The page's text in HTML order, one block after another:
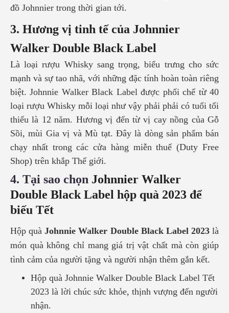
đồ Johnnier trong thời gian tới.
3. Hương vị tinh tế của Johnnier
Walker Double Black Label
Là loại rượu Whisky sang trọng, biểu trưng cho sức
mạnh và sự tao nhã, với những đặc tính hoàn toàn riêng
biệt. Johnnie Walker Black Label được phối chế từ 40
loại rượu Whisky mỗi loại như vậy phải phải có tuổi tối
thiểu là 12 năm. Hương vị đến từ vị cay nồng của Gỗ
Sồi, mùi Gia vị và Mù tạt. Đây là dòng sản phẩm bán
chạy nhất trong các cửa hàng miễn thuế (Duty Free
Shop) trên khắp Thế giới.
4. Tại sao chọn Johnnier Walker
Double Black Label hộp quà 2023 để
biếu Tết
Hộp quàJohnnie Walker Double Black Label 2023là
món quà không chỉ mang giá trị vật chất mà còn giúp
tình cảm của người tặng và người nhận thêm gắn kết.
Hộp quà Johnnie Walker Double Black Label Tết
2023 là lời chúc sức khỏe, thịnh vượng đến người
nhận.